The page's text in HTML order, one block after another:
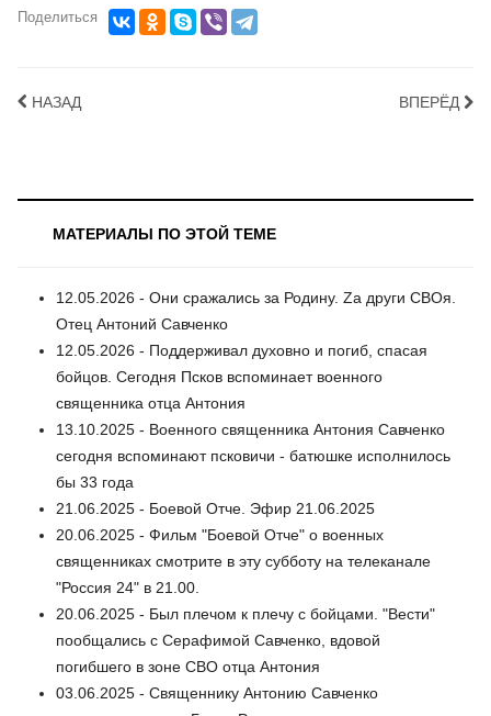
Поделиться
НАЗАД ВПЕРЁД
МАТЕРИАЛЫ ПО ЭТОЙ ТЕМЕ
12.05.2026 - Они сражались за Родину. Zа други СВОя.
Отец Антоний Савченко
12.05.2026 - Поддерживал духовно и погиб, спасая
бойцов. Сегодня Псков вспоминает военного
священника отца Антония
13.10.2025 - Военного священника Антония Савченко
сегодня вспоминают псковичи - батюшке исполнилось
бы 33 года
21.06.2025 - Боевой Отче. Эфир 21.06.2025
20.06.2025 - Фильм "Боевой Отче" о военных
священниках смотрите в эту субботу на телеканале
"Россия 24" в 21.00.
20.06.2025 - Был плечом к плечу с бойцами. "Вести"
пообщались с Серафимой Савченко, вдовой
погибшего в зоне СВО отца Антония
03.06.2025 - Священнику Антонию Савченко